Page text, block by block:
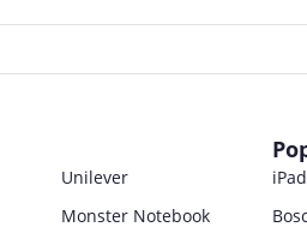
Unilever
Monster Notebook
iPad